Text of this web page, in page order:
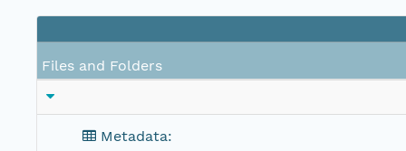
Files and Folders
Metadata: